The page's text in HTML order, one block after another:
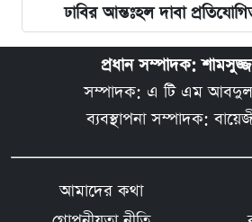
ঢাবির আন্তঃহল দাবা
প্রধান সম্পাদক:
সম্পাদক: এ টি এম আবদুল
ব্যবস্থাপনা সম্পাদক:
আমাদের কথা